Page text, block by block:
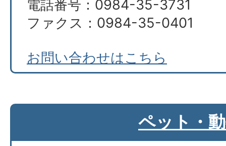
電話番号：0984-35-3731
ファクス：0984-35-0401
お問い合わせはこちら
ペット・